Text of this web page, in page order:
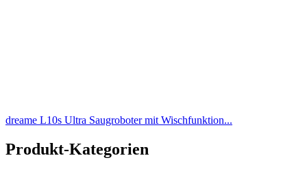
dreame L10s Ultra Saugroboter mit Wischfunktion...
Produkt-Kategorien